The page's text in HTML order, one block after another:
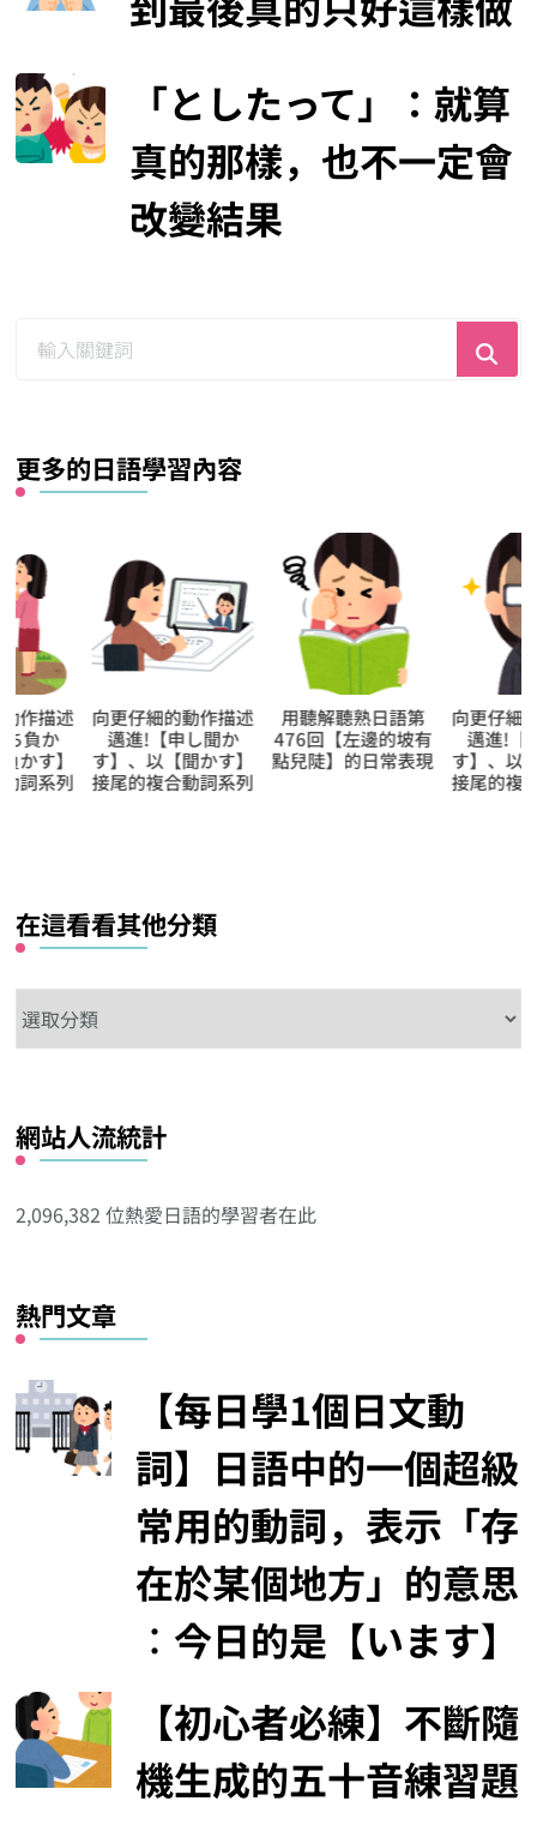
「としたって」：就算
真的那樣，也不一定會
改變結果
更多的日語學習內容
向更仔細的動作描述
邁進!【申し聞か
す】、以【聞かす】
接尾的複合動詞系列
用聽解聽熟日語第
476回【左邊的坡有
點兒陡】的日常表現
向更仔細的動作描述
邁進!【掻き鳴ら
す】、以【鳴らす】
接尾的複合動詞系列
在這看看其他分類
這
其
他
類
網站人流統計
2,096,382 位熱愛日語的學習者在此
熱門文章
【每日學1個日文動
詞】日語中的一個超級
常用的動詞，表示「存
在於某個地方」的意思
︰今日的是【います】
【初心者必練】不斷隨
機生成的五十音練習題